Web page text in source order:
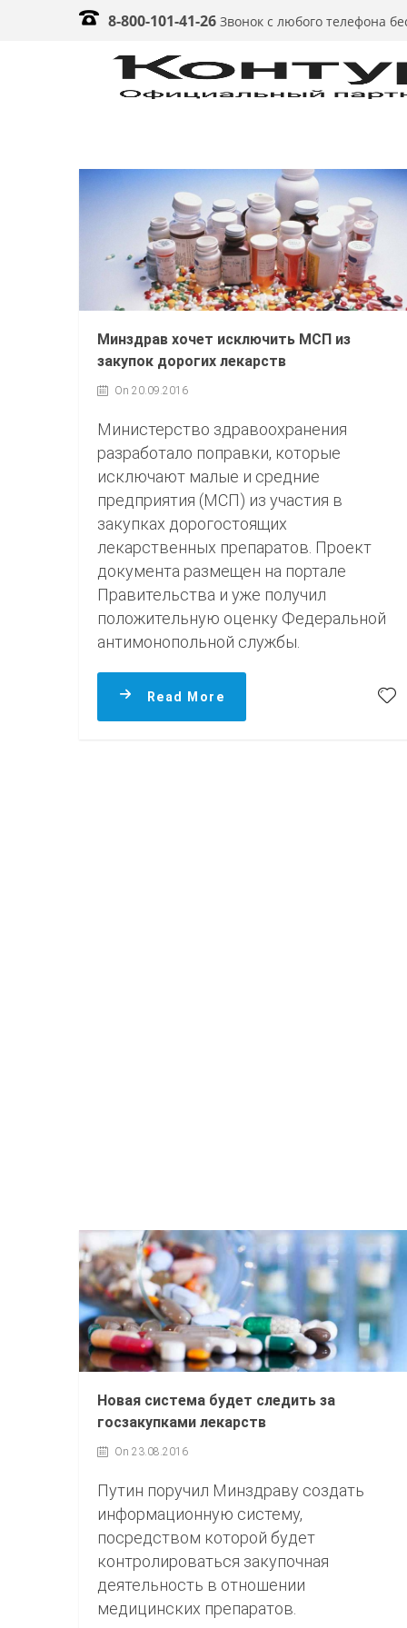
8-800-101-41-26 Звонок с любого телефона
Минздрав хочет исключить МСП из
закупок дорогих лекарств
On 20.09.2016
Министерство здравоохранения
разработало поправки, которые
исключают малые и средние
предприятия (МСП) из участия в
закупках дорогостоящих
лекарственных препаратов. Проект
документа размещен на портале
Правительства и уже получил
положительную оценку Федеральной
антимонопольной службы.
Read More
Новая система будет следить за
госзакупками лекарств
On 23.08.2016
Путин поручил Минздраву создать
информационную систему,
посредством которой будет
контролироваться закупочная
деятельность в отношении
медицинских препаратов.